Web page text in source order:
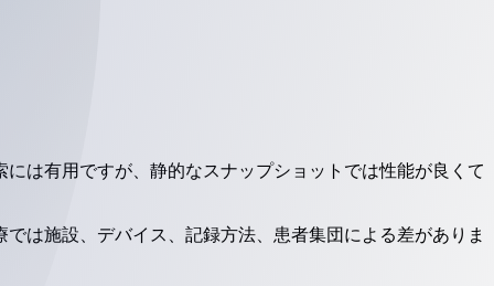
は有用ですが、静的なスナップショットでは性能が良くて
は施設、デバイス、記録方法、患者集団による差がありま